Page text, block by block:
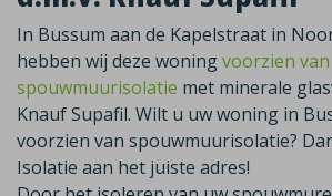
In Bussum aan de Kapelstraat in
hebben wij deze woningvoorzien van
spouwmuurisolatie met minerale
Knauf Supafil. Wilt u uw woning in
voorzien van spouwmuurisolatie?
Isolatie aan het juiste adres!